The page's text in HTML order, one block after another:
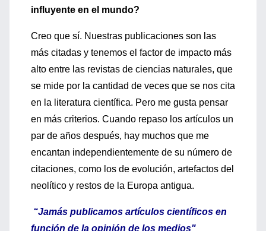
influyente en el mundo?
Creo que sí. Nuestras publicaciones son las
más citadas y tenemos el factor de impacto más
alto entre las revistas de ciencias naturales, que
se mide por la cantidad de veces que se nos cita
en la literatura científica. Pero me gusta pensar
en más criterios. Cuando repaso los artículos un
par de años después, hay muchos que me
encantan independientemente de su número de
citaciones, como los de evolución, artefactos del
neolítico y restos de la Europa antigua.
“Jamás publicamos artículos científicos en
función de la opinión de los medios"